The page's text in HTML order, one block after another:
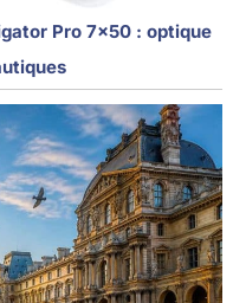
Pro 7×50 : optique